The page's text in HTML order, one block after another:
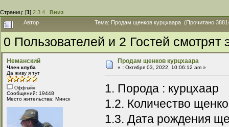
Страниц: [1] 2 3 4
Вниз
Автор
Тема: Продам щенков курцхаара (Прочитано
0 Пользователей и 2 Гостей смотрят
Неманский
Член клуба
Да живу я тут
Оффлайн
Сообщений: 19448
Место жительства: Минск
Продам щенков курцхаара
« : Октября 03, 2022, 10:06:12 am »
1. Порода : курцхаар
1.2. Количество
1.3. Дата рождения